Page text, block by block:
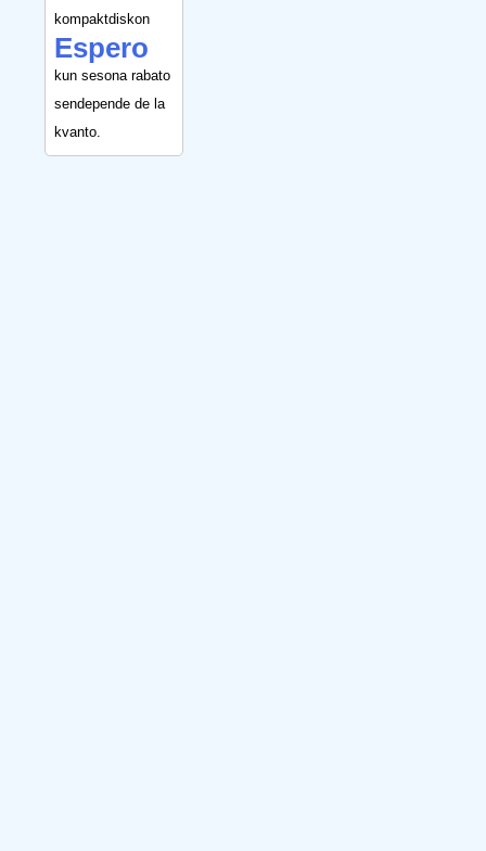
kompaktdiskon
Espero
kun sesona rabato
sendepende de la
kvanto.